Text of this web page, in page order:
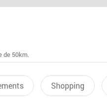
de 50km.
Shopping